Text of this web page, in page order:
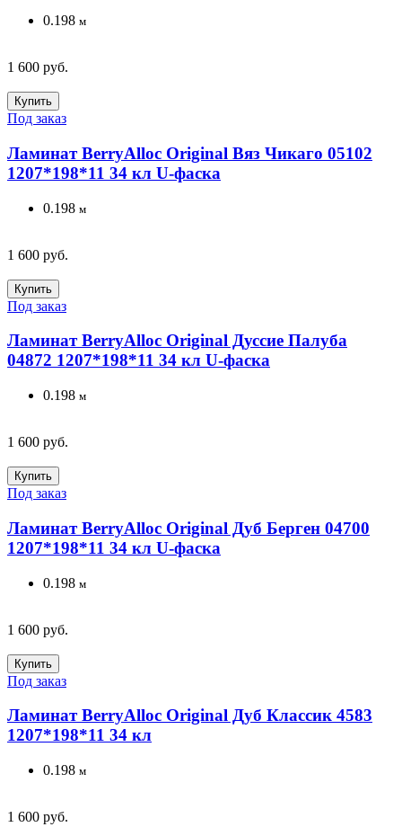
0.198 м
1 600 руб.
Купить
Под заказ
Ламинат BerryAlloc Original Вяз Чикаго 05102
1207*198*11 34 кл U-фаска
0.198 м
1 600 руб.
Купить
Под заказ
Ламинат BerryAlloc Original Дуссие Палуба
04872 1207*198*11 34 кл U-фаска
0.198 м
1 600 руб.
Купить
Под заказ
Ламинат BerryAlloc Original Дуб Берген 04700
1207*198*11 34 кл U-фаска
0.198 м
1 600 руб.
Купить
Под заказ
Ламинат BerryAlloc Original Дуб Классик 4583
1207*198*11 34 кл
0.198 м
1 600 руб.